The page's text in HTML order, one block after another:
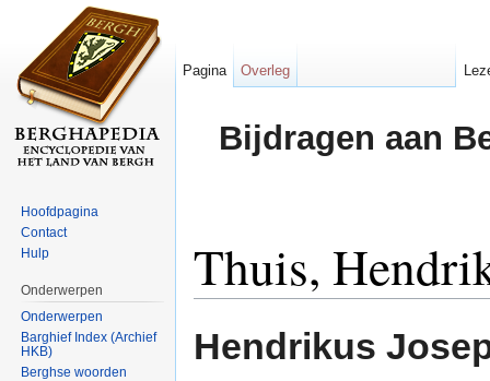
Bijdragen aan
Thuis,
Hendrikus
Pagina Overleg
Hoofdpagina
Contact
Hulp
Onderwerpen
Onderwerpen
Barghief Index (Archief
HKB)
Berghse woorden